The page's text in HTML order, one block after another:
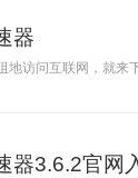
器
地访问互联网，就来
器3.6.2官网